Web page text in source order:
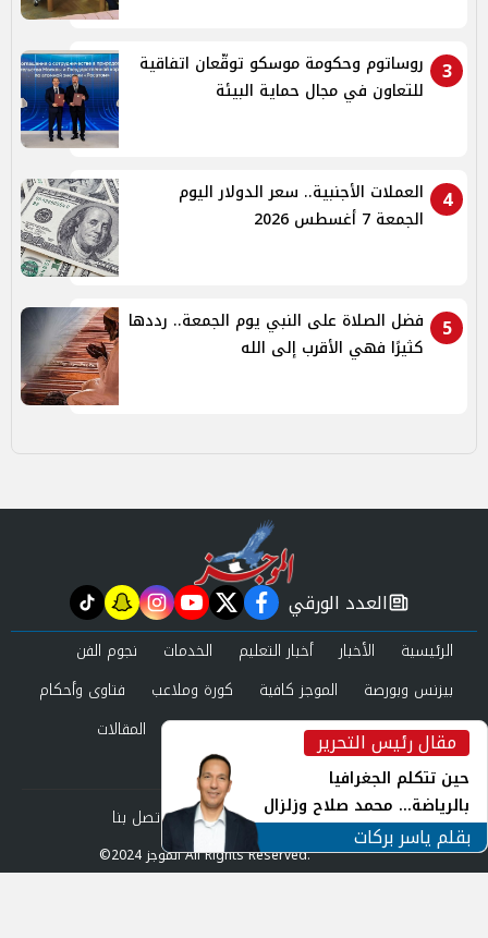
3
روساتوم وحكومة موسكو توقّعان اتفاقية
للتعاون في مجال حماية البيئة
4
العملات الأجنبية.. سعر الدولار اليوم
الجمعة 7 أغسطس 2026
5
فضل الصلاة على النبي يوم الجمعة.. رددها
كثيرًا فهي الأقرب إلى الله
مقال رئيس التحرير
حين تتكلم الجغرافيا
بالرياضة... محمد صلاح وزلزال
الهوية في الشارع التركي
بقلم ياسر بركات
newspaper
العدد الورقي facebook
twitter
youtube
instagram
snapchat
tiktok
الرئيسية الأخبار أخبار التعليم الخدمات
نجوم الفن
بيزنس وبورصة
الموجز كافية كورة وملاعب
فتاوى وأحكام
صحة وجمال
عرب وعالم حوادث ومحاكم
المقالات
العدد الورقي
من نحن
سياسة الخصوصية اتصل بنا
©2024 الموجز All Rights Reserved.